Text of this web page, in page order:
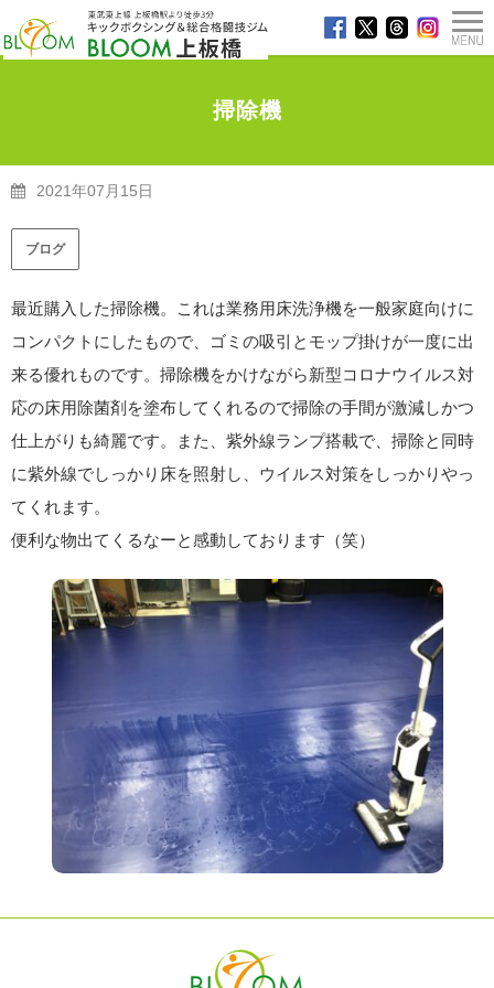
掃除機
TOP > ブログ > 掃除機
2021年07月15日
ブログ
最近購入した掃除機。これは業務用床洗浄機を一般家庭向けに
コンパクトにしたもので、ゴミの吸引とモップ掛けが一度に出
来る優れものです。掃除機をかけながら新型コロナウイルス対
応の床用除菌剤を塗布してくれるので掃除の手間が激減しかつ
仕上がりも綺麗です。また、紫外線ランプ搭載で、掃除と同時
に紫外線でしっかり床を照射し、ウイルス対策をしっかりやっ
てくれます。
便利な物出てくるなーと感動しております（笑）